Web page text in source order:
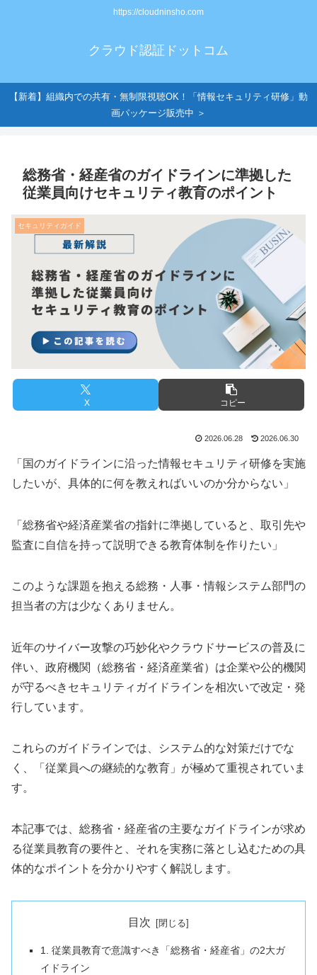
https://cloudninsho.com
クラウド認証ドットコム
【新着】組織内での共有・無制限視聴OK！「情報セキュリティ研修」動
画パッケージ販売中 ＞
総務省・経産省のガイドラインに準拠した
従業員向けセキュリティ教育のポイント
セキュリティガイド
X コピー
2026.06.28 2026.06.30
「国のガイドラインに沿った情報セキュリティ研修を実施
したいが、具体的に何を教えればいいのか分からない」
「総務省や経済産業省の指針に準拠していると、取引先や
監査に自信を持って説明できる教育体制を作りたい」
このような課題を抱える総務・人事・情報システム部門の
担当者の方は少なくありません。
近年のサイバー攻撃の巧妙化やクラウドサービスの普及に
伴い、政府機関（総務省・経済産業省）は企業や公的機関
が守るべきセキュリティガイドラインを相次いで改定・発
行しています。
これらのガイドラインでは、システム的な対策だけでな
く、「従業員への継続的な教育」が極めて重視されていま
す。
本記事では、総務省・経産省の主要なガイドラインが求め
る従業員教育の要件と、それを実務に落とし込むための具
体的なポイントを分かりやすく解説します。
目次
1. 従業員教育で意識すべき「総務省・経産省」の2大ガ
イドライン